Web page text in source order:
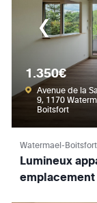
1.350€
Avenue de la
9, 1170
Boitsfort
Watermael-Boitsfort
Lumineux